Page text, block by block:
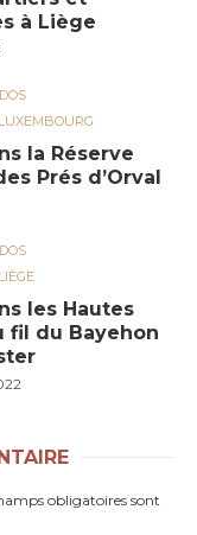
à Liège
la Réserve
Prés d’Orval
les Hautes
fil du Bayehon
obligatoires sont